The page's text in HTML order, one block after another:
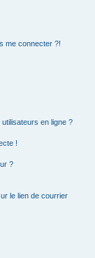
me connecter ?!
en ligne ?
!
?
le lien de courrier